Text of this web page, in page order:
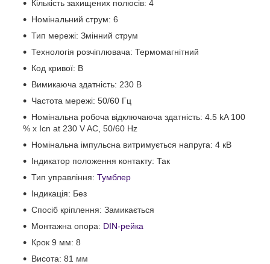
Кількість захищених полюсів: 4
Номінальний струм: 6
Тип мережі: Змінний струм
Технологія розчіплювача: Термомагнітний
Код кривої: B
Вимикаюча здатність: 230 В
Частота мережі: 50/60 Гц
Номінальна робоча відключаюча здатність: 4.5 kA 100
% x Icn at 230 V AC, 50/60 Hz
Номінальна імпульсна витримується напруга: 4 кВ
Індикатор положення контакту: Так
Тип управління: Тумблер
Індикація: Без
Спосіб кріплення: Замикається
Монтажна опора: DIN-рейка
Крок 9 мм: 8
Висота: 81 мм